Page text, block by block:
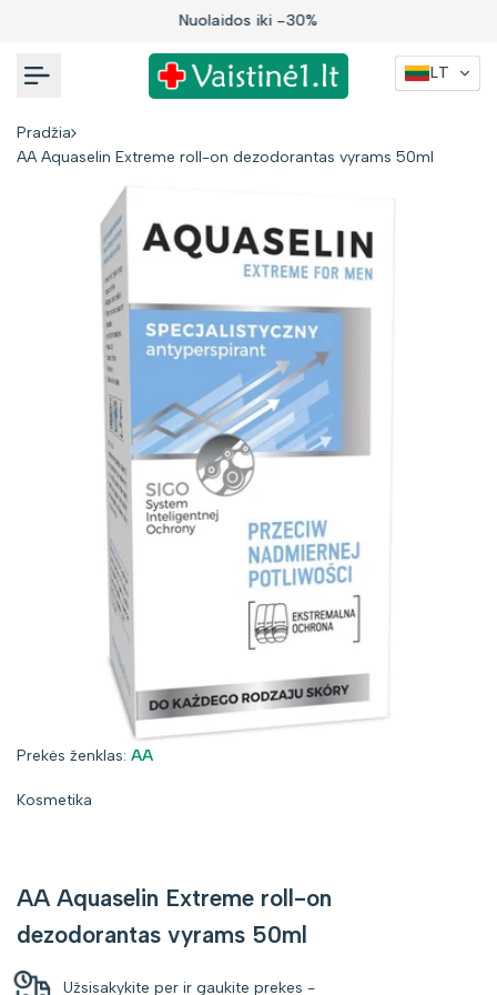
Nuolaidos iki -30%
Pradžia
AA Aquaselin Extreme roll-on dezodorantas vyrams 50ml
Prekės ženklas: Prekės
AA
Kosmetika
AA Aquaselin Extreme roll-on
dezodorantas vyrams 50ml
Užsisakykite per ir gaukite prekes -
LT